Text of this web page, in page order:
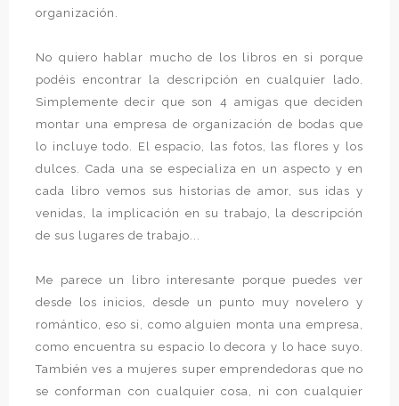
organización.
No quiero hablar mucho de los libros en si porque
podéis encontrar la descripción en cualquier lado.
Simplemente decir que son 4 amigas que deciden
montar una empresa de organización de bodas que
lo incluye todo. El espacio, las fotos, las flores y los
dulces. Cada una se especializa en un aspecto y en
cada libro vemos sus historias de amor, sus idas y
venidas, la implicación en su trabajo, la descripción
de sus lugares de trabajo...
Me parece un libro interesante porque puedes ver
desde los inicios, desde un punto muy novelero y
romántico, eso si, como alguien monta una empresa,
como encuentra su espacio lo decora y lo hace suyo.
También ves a mujeres super emprendedoras que no
se conforman con cualquier cosa, ni con cualquier